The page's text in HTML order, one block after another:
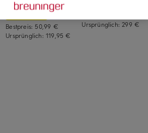
59,99 €
Bestpreis: 50,99 €
Ursprünglich: 119,95 €
Ursprünglich:299 €